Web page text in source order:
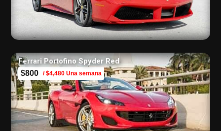
Ferrari Portofino Spyder Red
$800 / $4,480 Una semana